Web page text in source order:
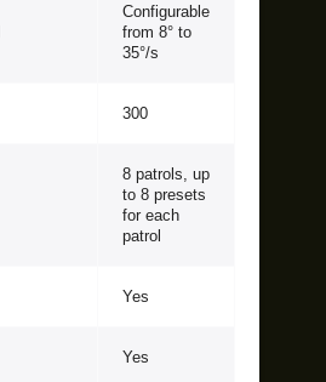
Configurable
from 8° to
35°/s
300
8 patrols, up
to 8 presets
for each
patrol
Yes
Yes